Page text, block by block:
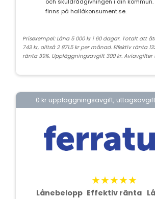
finns på hallåkonsument.se.
Prisexempel: Låna 5 000 kr i 60 dagar. Totalt att
743 kr, alltså 2 871.5 kr per månad. Effektiv ränta
ränta 39%. Uppläggningsavgift 300 kr. Aviavgifter
0 kr uppläggningsavgift,
★★★★★
Lånebelopp Effektiv ränta